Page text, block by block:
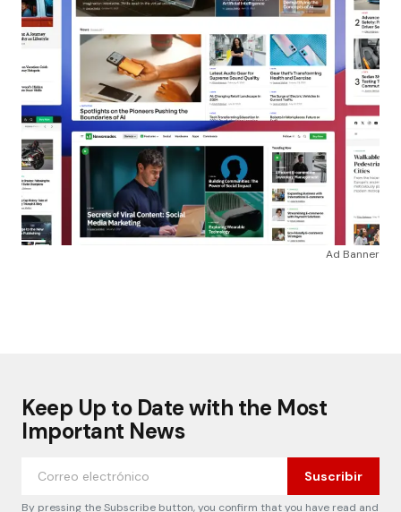
Ad Banner
Keep Up to Date with the Most
Important News
Suscribir
By pressing the Subscribe button, you confirm that you have read and